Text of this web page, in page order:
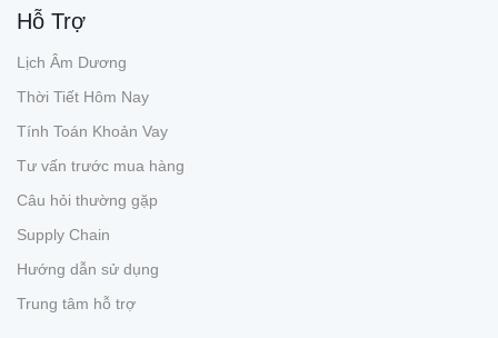
Hỗ Trợ
Lịch Âm Dương
Thời Tiết Hôm Nay
Tính Toán Khoản Vay
Tư vấn trước mua hàng
Câu hỏi thường gặp
Supply Chain
Hướng dẫn sử dụng
Trung tâm hỗ trợ